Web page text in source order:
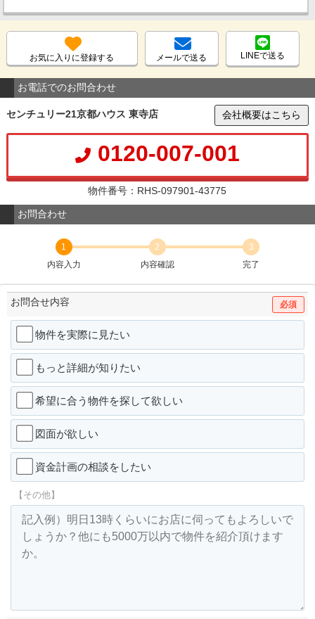
お気に入りに登録する メールで送る LINEで送る
お電話でのお問合わせ
センチュリー21京都ハウス 東寺店 会社概要はこちら
0120-007-001
物件番号：RHS-097901-43775
お問合わせ
1
内容入力
2
内容確認
3
完了
お問合せ内容 必須
物件を実際に見たい
もっと詳細が知りたい
希望に合う物件を探して欲しい
図面が欲しい
資金計画の相談をしたい
【その他】